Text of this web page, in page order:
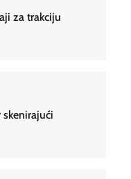
za trakciju
skenirajući